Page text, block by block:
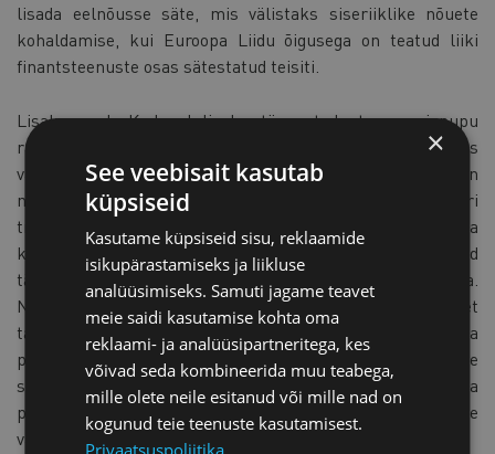
lisada eelnõusse säte, mis välistaks siseriiklike nõuete
kohaldamise, kui Euroopa Liidu õigusega on teatud liiki
finantsteenuste osas sätestatud teisiti.
Lisaks peab Koda oluliseks täpsustada taganemisnupu
rakendusnõudeid. Kuigi ettevõtjatele jäetakse vabadus
valida tehniline lahendus, ei ole praegu selge, millal on
nõue täidetud. Õiguskindluse huvides ja vältimaks suuri
trahve, tegi Koda ettepaneku lisada eelnõu seletuskirja
kontrollikriteeriumid, et oleks selge millal on nõuded
täidetud ja millal on tegemist eksitava lahendusega.
Näiteks peaks seletuskirjas olema kirjas, et
taganemisnupp või sellesarnane funktsioon peab olema
paigutatud kasutajaliideses selliselt, et see oleks tarbijale
selgelt nähtav, kergesti tuvastatav ja kasutatav ilma
põhjendamatu viivituseta või segadusse viiva navigeerimise
vajaduseta.
×
See veebisait kasutab
küpsiseid
Kasutame küpsiseid sisu, reklaamide
isikupärastamiseks ja liikluse
analüüsimiseks. Samuti jagame teavet
meie saidi kasutamise kohta oma
reklaami- ja analüüsipartneritega, kes
võivad seda kombineerida muu teabega,
mille olete neile esitanud või mille nad on
kogunud teie teenuste kasutamisest.
Privaatsuspoliitika